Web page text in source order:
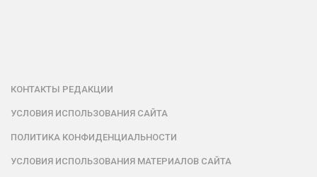
КОНТАКТЫ РЕДАКЦИИ
УСЛОВИЯ ИСПОЛЬЗОВАНИЯ САЙТА
ПОЛИТИКА КОНФИДЕНЦИАЛЬНОСТИ
УСЛОВИЯ ИСПОЛЬЗОВАНИЯ МАТЕРИАЛОВ САЙТА